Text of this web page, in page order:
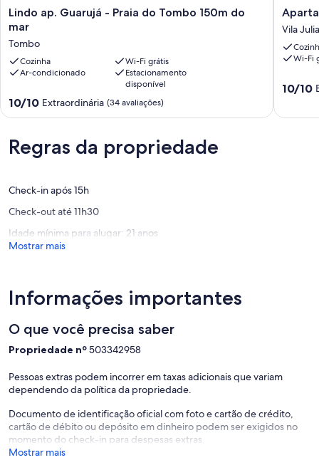
Lindo
ap.
-
Praia
do
150m
Tombo
Lindo ap. Guarujá - Praia do Tombo 150m do
mar
Tombo
Cozinha
Wi-Fi grátis
Ar-condicionado
Estacionamento
disponível
10.0
de
Extraordinária,
(34
10/10 Extraordinária (34 avaliações)
Guarujá
Enseada
Va
a
a
Vila Julia
Wi-Fi
10.0
10/10
Regras da propriedade
Check-in após 15h
Check-out até 11h30
Idade mínima para alugar: 21 anos
Mostrar mais
Informações importantes
O que você precisa saber
Propriedade nº503342958
Pessoas extras podem incorrer em taxas adicionais que variam
dependendo da política da propriedade.
Documento de identificação oficial com foto e cartão de crédito,
cartão de débito ou depósito em dinheiro podem ser exigidos no
momento do check-in para despesas extras.
Mostrar mais